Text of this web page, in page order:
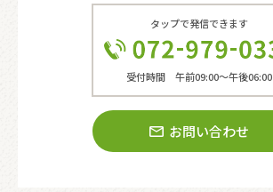
タップで発信できます
受付時間 午前09:00〜午後06:00
お問い合わせ